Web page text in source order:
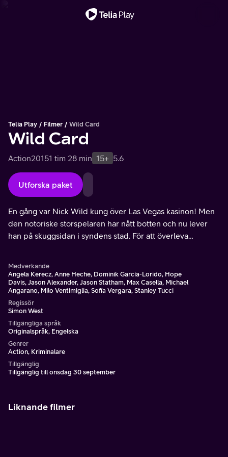
Telia Play Filmer Wild Card
Wild Card
Action20151 tim 28 min 15+ 5.6
Utforska paket
En gång var Nick Wild kung över Las Vegas kasinon! Men
den notoriske storspelaren har nått botten och nu lever
han på skuggsidan i syndens stad. För att överleva
Medverkande
Angela Kerecz, Anne Heche, Dominik García-Lorido, Hope
Davis, Jason Alexander, Jason Statham, Max Casella, Michael
Angarano, Milo Ventimiglia, Sofía Vergara, Stanley Tucci
Regissör
Simon West
Tillgängliga språk
Originalspråk, Engelska
Genrer
Action, Kriminalare
Tillgänglig
Tillgänglig till onsdag 30 september
Liknande filmer